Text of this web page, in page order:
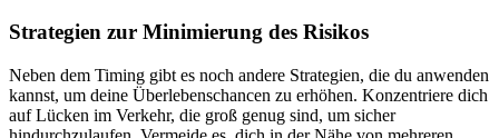
Strategien zur Minimierung des Risikos
Neben dem Timing gibt es noch andere Strategien, die du anwenden
kannst, um deine Überlebenschancen zu erhöhen. Konzentriere dich
auf Lücken im Verkehr, die groß genug sind, um sicher